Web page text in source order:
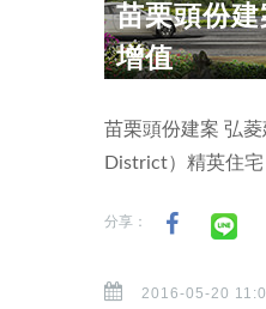
苗栗頭份
增值
苗栗頭份建案 弘
District）精英住
分享：
2016-05-20